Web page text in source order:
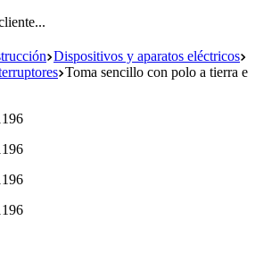
Dispositivos y aparatos eléctricos
Toma sencillo con polo a tierra e